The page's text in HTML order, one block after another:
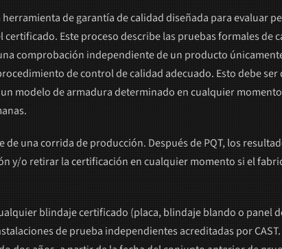
herramienta de garantía de calidad diseñada para evaluar
Este proceso describe las pruebas formales de
comprobación independiente de un producto
de control de calidad adecuado. Esto debe
modelo de armadura determinado en cualquier
una corrida de producción. Después de PQT, los
y/o retirar la certificación en cualquier momento si el
blindaje certificado (placa, blindaje blando o
de prueba independientes acreditadas por